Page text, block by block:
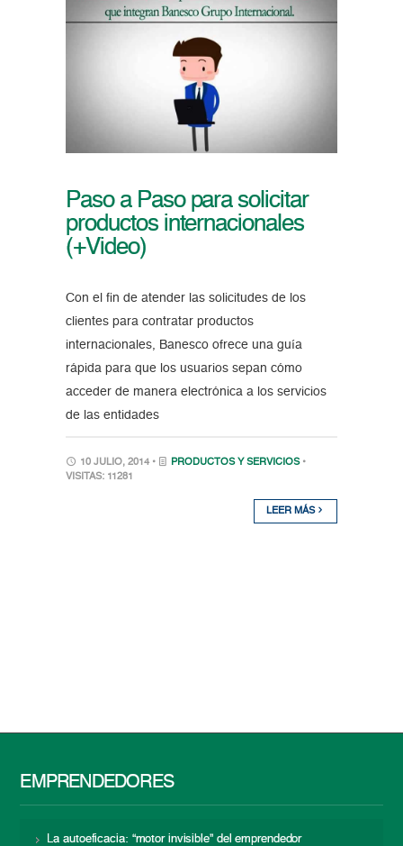
Paso a Paso para solicitar
productos internacionales
(+Video)
Con el fin de atender las solicitudes de los
clientes para contratar productos
internacionales, Banesco ofrece una guía
rápida para que los usuarios sepan cómo
acceder de manera electrónica a los servicios
de las entidades
10 JULIO, 2014 • PRODUCTOS Y SERVICIOS •
VISITAS: 11281
LEER MÁS
EMPRENDEDORES
La autoeficacia: “motor invisible” del emprendedor